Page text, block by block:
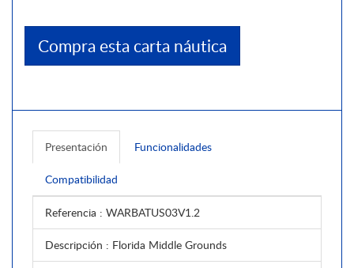
Compra esta carta náutica
Presentación Funcionalidades
Compatibilidad
Referencia : WARBATUS03V1.2
Descripción : Florida Middle Grounds